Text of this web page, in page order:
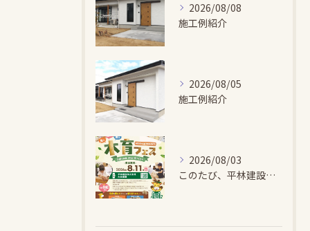
2026/08/08
施工例紹介
2026/08/05
施工例紹介
2026/08/03
このたび、平林建設では、お子さまが木とふれあい・木について学...